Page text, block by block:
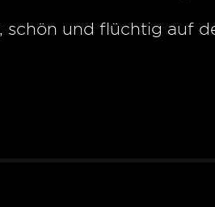
schön und flüchtig auf